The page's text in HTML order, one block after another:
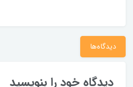
دیدگاه‌ها
دیدگاه خود را بنویسید